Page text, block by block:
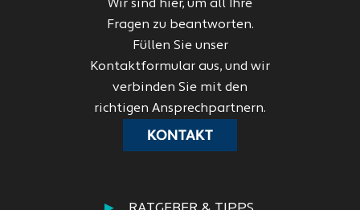
Wir sind hier, um all Ihre
Fragen zu beantworten.
Füllen Sie unser
Kontaktformular aus, und wir
verbinden Sie mit den
richtigen Ansprechpartnern.
KONTAKT